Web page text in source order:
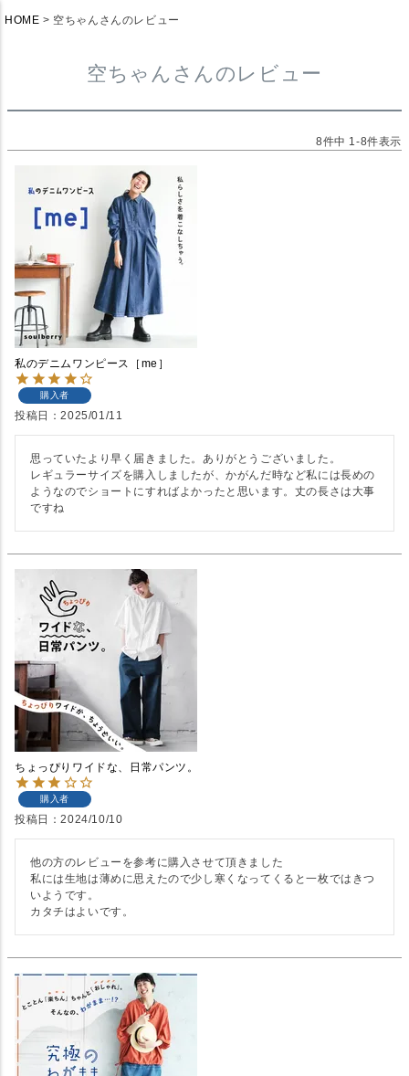
HOME 空ちゃんさんのレビュー
空ちゃんさんのレビュー
8件中 1-8件表示
私のデニムワンピース［me］
購入者
投稿日 2025/01/11
思っていたより早く届きました。ありがとうございました。
レギュラーサイズを購入しましたが、かがんだ時など私には長めの
ようなのでショートにすればよかったと思います。丈の長さは大事
ちょっぴりワイドな、日常パンツ。
購入者
投稿日 2024/10/10
他の方のレビューを参考に購入させて頂きました
私には生地は薄めに思えたので少し寒くなってくると一枚ではきつ
いようです。
カタチはよいです。